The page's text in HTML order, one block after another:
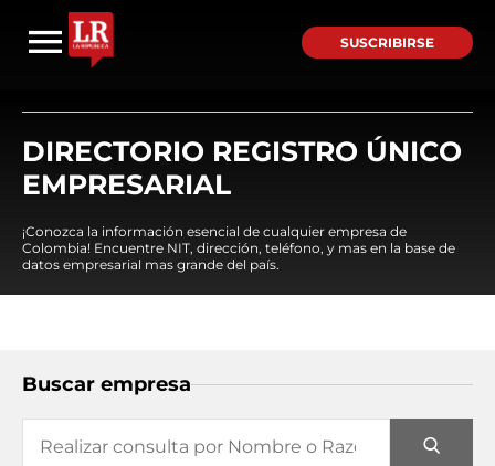
SUSCRIBIRSE
DIRECTORIO REGISTRO ÚNICO
EMPRESARIAL
¡Conozca la información esencial de cualquier empresa de
Colombia! Encuentre NIT, dirección, teléfono, y mas en la base de
datos empresarial mas grande del país.
Buscar empresa